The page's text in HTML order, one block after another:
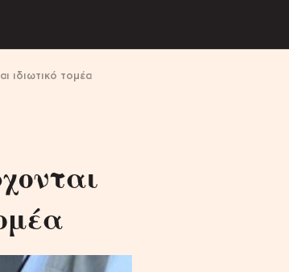
ιδιωτικό τομέα